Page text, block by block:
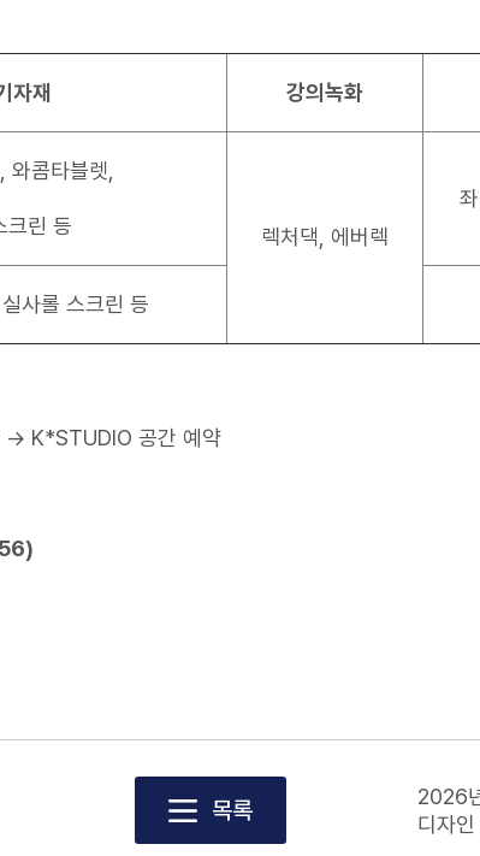
자재 강의녹화
와콤타블렛,
크린 등 렉처댁, 에버렉
사롤 스크린 등
K*STUDIO 공간 예약
목록
2026
디자